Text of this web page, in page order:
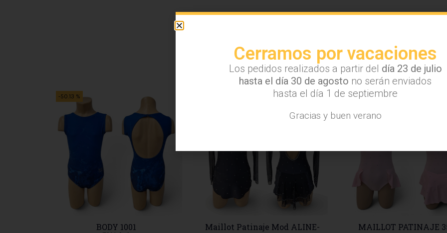
Tal vez también te interese...
Maillot Patinaje Mod ALINE-
MAILLOT PATINAJE 3515
Cerramos por vacaciones
Los pedidos realizados a partir del día 23 de julio
hasta el día 30 de agosto no serán enviados
hasta el día 1 de septiembre
Gracias y buen verano